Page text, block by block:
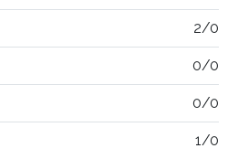
2/0
0/0
0/0
1/0